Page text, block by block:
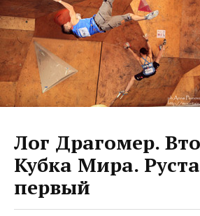
Лог Драгомер.
Кубка Мира.
первый